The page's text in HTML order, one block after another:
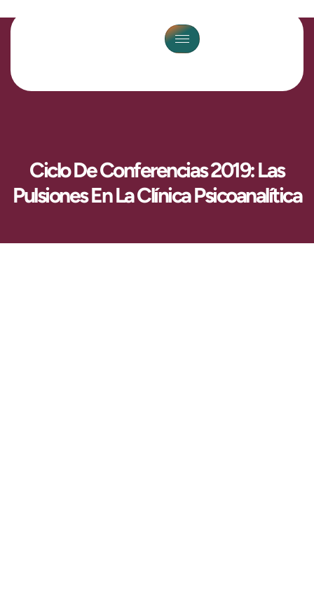
Ciclo De Conferencias 2019: Las
Pulsiones En La Clínica Psicoanalítica